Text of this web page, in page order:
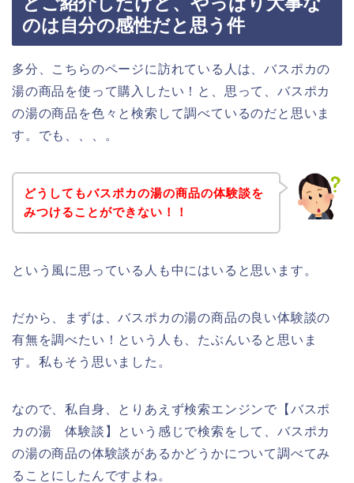
のは自分の感性だと思う件
多分、こちらのページに訪れている人は、バスポカの
湯の商品を使って購入したい！と、思って、バスポカ
の湯の商品を色々と検索して調べているのだと思いま
す。でも、、、。
どうしてもバスポカの湯の商品の体験談を
みつけることができない！！
という風に思っている人も中にはいると思います。
だから、まずは、バスポカの湯の商品の良い体験談の
有無を調べたい！という人も、たぶんいると思いま
す。私もそう思いました。
なので、私自身、とりあえず検索エンジンで【バスポ
カの湯 体験談】という感じで検索をして、バスポカ
の湯の商品の体験談があるかどうかについて調べてみ
ることにしたんですよね。